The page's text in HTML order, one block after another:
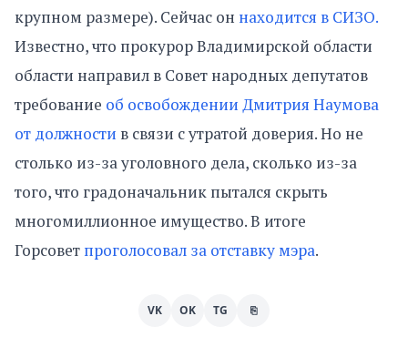
крупном размере). Сейчас он находится в СИЗО.
Известно, что прокурор Владимирской области
области направил в Совет народных депутатов
требование об освобождении Дмитрия Наумова
от должности в связи с утратой доверия. Но не
столько из-за уголовного дела, сколько из-за
того, что градоначальник пытался скрыть
многомиллионное имущество. В итоге
Горсовет проголосовал за отставку мэра.
VK OK TG ⎘